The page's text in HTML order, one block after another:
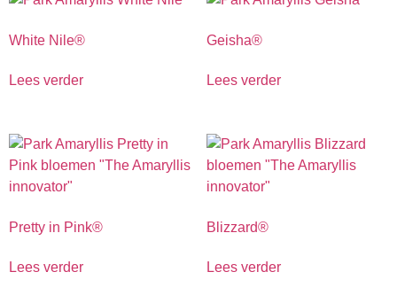
White Nile®
Lees verder
Geisha®
Lees verder
Pretty in Pink®
Lees verder
Blizzard®
Lees verder